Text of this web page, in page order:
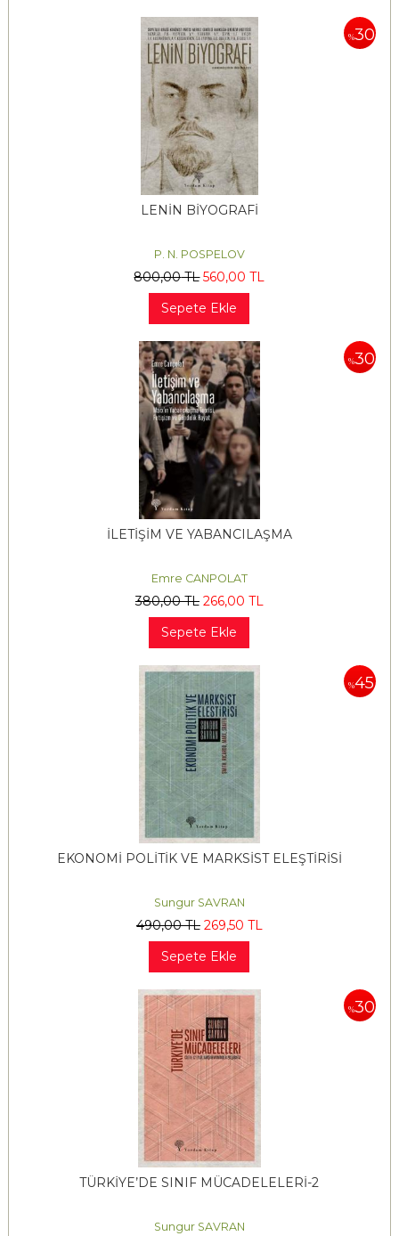
%30
LENİN BİYOGRAFİ
P. N. POSPELOV
800,00TL 560,00 TL
Sepete Ekle
%30
İLETİŞİM VE YABANCILAŞMA
Emre CANPOLAT
380,00TL 266,00 TL
Sepete Ekle
%45
EKONOMİ POLİTİK VE MARKSİST ELEŞTİRİSİ
Sungur SAVRAN
490,00TL 269,50 TL
Sepete Ekle
%30
TÜRKİYE’DE SINIF MÜCADELELERİ-2
Sungur SAVRAN